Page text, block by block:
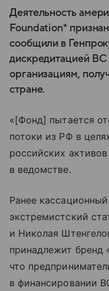
Деятельность
Foundation*
сообщили в
дискредитацией
организациям,
стране.
«[Фонд] пытается
потоки из РФ в
российских
в ведомстве.
Ранее
экстремистский
и Николая
принадлежит бренд
что
в финансировании